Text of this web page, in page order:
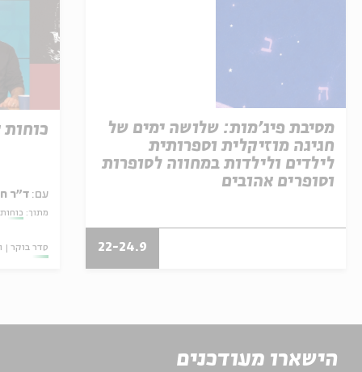
מסיבת פיג'מות: שלושה ימים של
חגיגה מוזיקלית וספרותית
לילדים ולילדות במחווה לסופרות
וסופרים אהובים
22-24.9
עם: ד"ר
מתוך:
סדר בוקר
הישארו מעודכנים